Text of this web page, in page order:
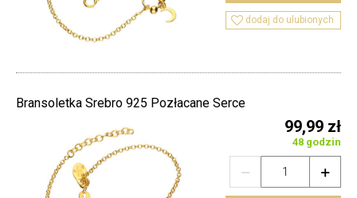
 dodaj do ulubionych
Bransoletka Srebro 925 Pozłacane Serce
99,99 zł
48 godzin

